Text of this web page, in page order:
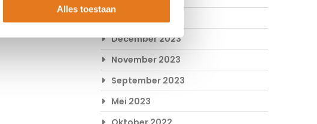
Alles toestaan
December 2023
November 2023
September 2023
Mei 2023